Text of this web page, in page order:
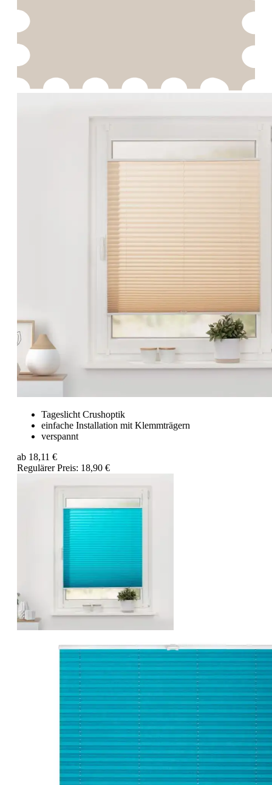
Tageslicht Crushoptik
einfache Installation mit Klemmträgern
verspannt
ab 18,11 €
Regulärer Preis: 18,90 €